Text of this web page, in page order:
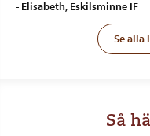
- Elisabeth, Eskilsminne IF
Se alla
Så